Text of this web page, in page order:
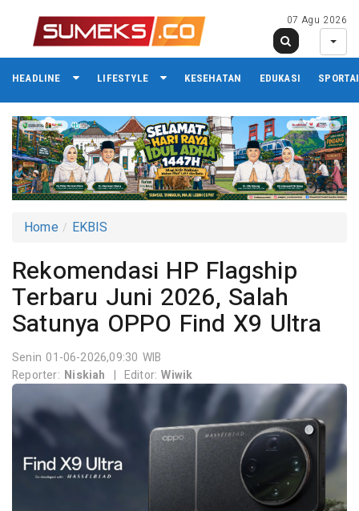
07 Agu 2026
HEADLINE LIFESTYLE KESEHATAN EDUKASI
Home EKBIS
Rekomendasi HP Flagship
Terbaru Juni 2026, Salah
Satunya OPPO Find X9 Ultra
Senin 01-06-2026,09:30 WIB
Reporter: Niskiah | Editor:Wiwik